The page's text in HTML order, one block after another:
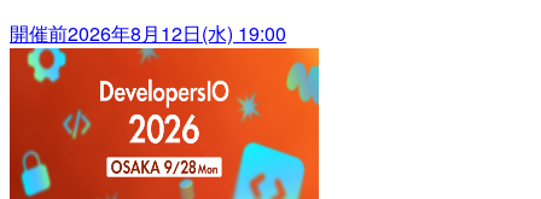
開催前2026年8月12日(水) 19:00